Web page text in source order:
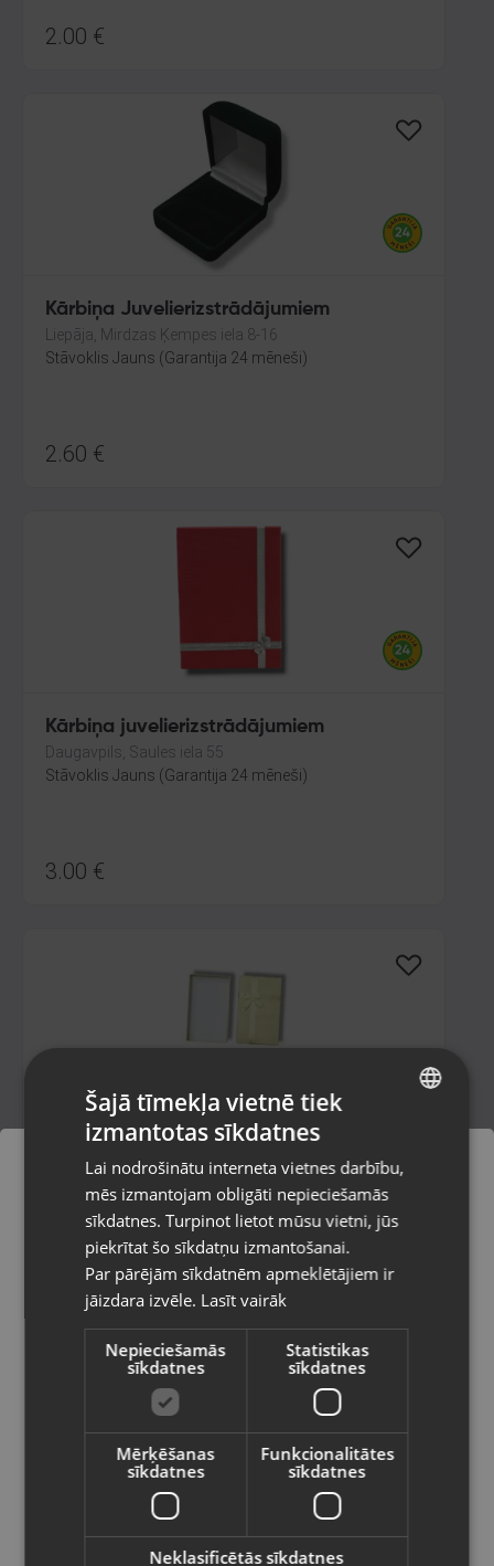
2.00 €
Kārbiņa Juvelierizstrādājumiem
Liepāja, Mirdzas Ķempes iela 8-16
Stāvoklis Jauns (Garantija 24 mēneši)
2.60 €
Kārbiņa juvelierizstrādājumiem
Daugavpils, Saules iela 55
Stāvoklis Jauns (Garantija 24 mēneši)
3.00 €
Kārbiņa Juvelierizstrādājumiem
Valka, Raiņa iela 12 k-601
Stāvoklis Jauns (Garantija 24 mēneši)
2.00€
Kastīte Juvilierizstrādājumiem
Pasūtījumi tiks piegādāti uz
izvēlēto valsti
Vietnes saturs būs attēlots izvēlētajā
valodā
Valsts
Latviešu / Latvian
RUSSIAN
Šajā tīmekļa vietnē tiek
izmantotas sīkdatnes
Lai nodrošinātu interneta vietnes darbību,
mēs izmantojam obligāti nepieciešamās
sīkdatnes. Turpinot lietot mūsu vietni, jūs
piekrītat šo sīkdatņu izmantošanai.
Par pārējām sīkdatnēm apmeklētājiem ir
jāizdara izvēle. Lasīt vairāk
Nepieciešamās
sīkdatnes
Statistikas
sīkdatnes
Mērķēšanas
sīkdatnes
Funkcionalitātes
sīkdatnes
Neklasificētās sīkdatnes